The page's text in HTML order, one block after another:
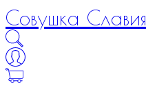
Совушка Славия